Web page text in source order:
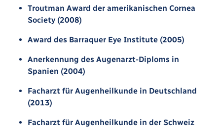
Troutman Award der amerikanischen Cornea
Society (2008)
Award des Barraquer Eye Institute (2005)
Anerkennung des Augenarzt-Diploms in
Spanien (2004)
Facharzt für Augenheilkunde in Deutschland
(2013)
Facharzt für Augenheilkunde in der Schweiz